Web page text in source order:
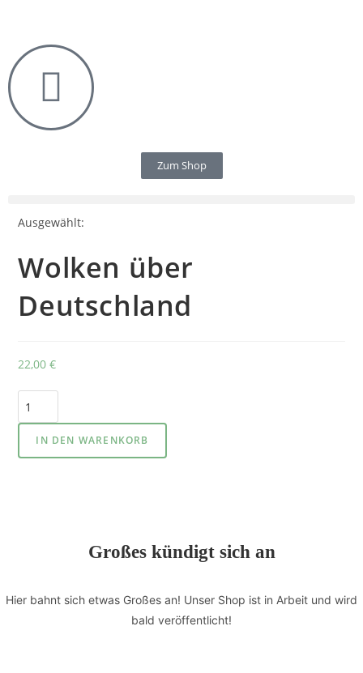
Zum Shop
Ausgewählt:
Wolken über
Deutschland
22,00€
IN DEN WARENKORB
Großes kündigt sich an
Hier bahnt sich etwas Großes an! Unser Shop ist in Arbeit und wird
bald veröffentlicht!